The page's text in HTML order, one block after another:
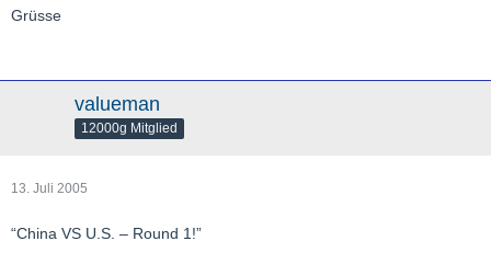
Grüsse
valueman
12000g Mitglied
13. Juli 2005
“China VS U.S. – Round 1!”